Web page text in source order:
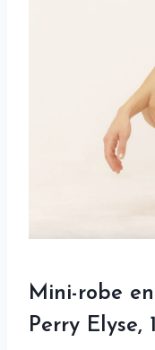
Mini-robe
Perry Elyse,